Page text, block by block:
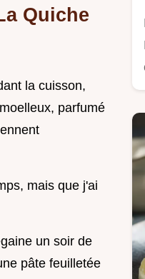
Quiche
la cuisson,
parfumé
mais que j'ai
un soir de
pâte feuilletée